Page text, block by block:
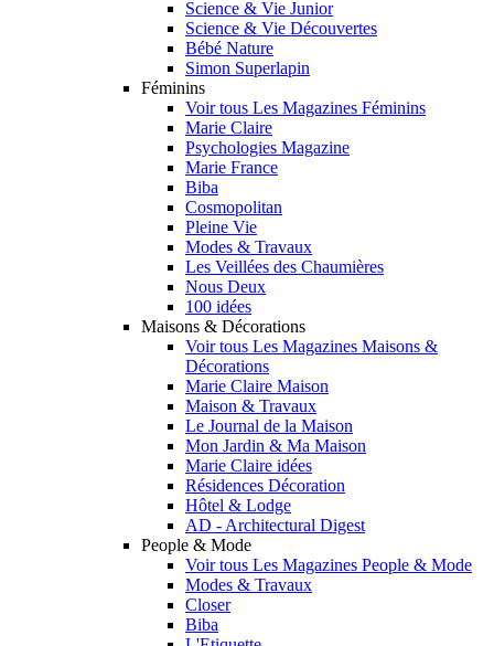
Science & Vie Junior
Science & Vie Découvertes
Bébé Nature
Simon Superlapin
Féminins
Voir tous Les Magazines Féminins
Marie Claire
Psychologies Magazine
Marie France
Biba
Cosmopolitan
Pleine Vie
Modes & Travaux
Les Veillées des Chaumières
Nous Deux
100 idées
Maisons & Décorations
Voir tous Les Magazines Maisons &
Décorations
Marie Claire Maison
Maison & Travaux
Le Journal de la Maison
Mon Jardin & Ma Maison
Marie Claire idées
Résidences Décoration
Hôtel & Lodge
AD - Architectural Digest
People & Mode
Voir tous Les Magazines People & Mode
Modes & Travaux
Closer
Biba